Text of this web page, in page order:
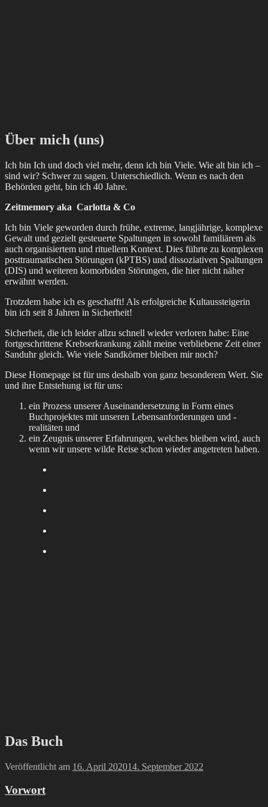
Über mich (uns)
Ich bin Ich und doch viel mehr, denn ich bin Viele. Wie alt bin ich –
sind wir? Schwer zu sagen. Unterschiedlich. Wenn es nach den
Behörden geht, bin ich 40 Jahre.
Zeitmemory aka Carlotta & Co
Ich bin Viele geworden durch frühe, extreme, langjährige, komplexe
Gewalt und gezielt gesteuerte Spaltungen in sowohl familiärem als
auch organisiertem und rituellem Kontext. Dies führte zu komplexen
posttraumatischen Störungen (kPTBS) und dissoziativen Spaltungen
(DIS) und weiteren komorbiden Störungen, die hier nicht näher
erwähnt werden.
Trotzdem habe ich es geschafft! Als erfolgreiche Kultaussteigerin
bin ich seit 8 Jahren in Sicherheit!
Sicherheit, die ich leider allzu schnell wieder verloren habe: Eine
fortgeschrittene Krebserkrankung zählt meine verbliebene Zeit einer
Sanduhr gleich. Wie viele Sandkörner bleiben mir noch?
Diese Homepage ist für uns deshalb von ganz besonderem Wert. Sie
und ihre Entstehung ist für uns:
ein Prozess unserer Auseinandersetzung in Form eines
Buchprojektes mit unseren Lebensanforderungen und -
realitäten und
ein Zeugnis unserer Erfahrungen, welches bleiben wird, auch
wenn wir unsere wilde Reise schon wieder angetreten haben.
Das Buch
Veröffentlicht am 16. April 202014. September 2022
Vorwort